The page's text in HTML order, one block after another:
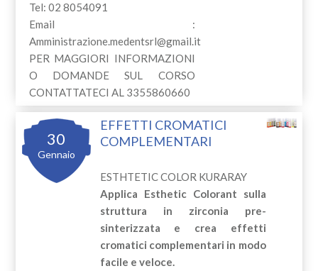
Tel: 02 8054091
Email :
Amministrazione.medentsrl@gmail.it
PER MAGGIORI INFORMAZIONI
O DOMANDE SUL CORSO
CONTATTATECI AL 3355860660
30
Gennaio
EFFETTI CROMATICI
COMPLEMENTARI
ESTHTETIC COLOR KURARAY
Applica Esthetic Colorant sulla
struttura in zirconia pre-
sinterizzata e crea effetti
cromatici complementari in modo
facile e veloce.